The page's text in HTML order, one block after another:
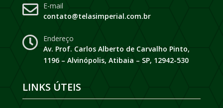
 E-mail
contato@telasimperial.com.br

Endereço
Av. Prof. Carlos Alberto de Carvalho Pinto,
1196 – Alvinópolis, Atibaia – SP, 12942-530
LINKS ÚTEIS